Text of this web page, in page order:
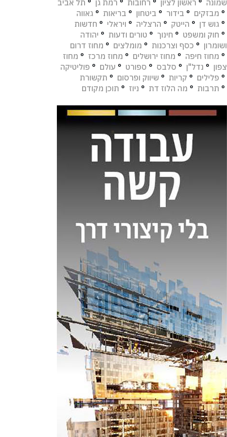
שמונה ° ראשון לציון ° רחובות ° רמת גן ° תל אביב
° מבזקים ° בידור ° ביטחון ° בריאות ° גאווה
° גוש דן ° הייטק ° הרצליה ° ויראלי ° חדשות
° חוק ומשפט ° חינוך ° טורים ודעות ° יהודה
ושומרון ° כסף וצרכנות ° מומלצים ° מחוז דרום
° מחוז חיפה ° מחוז ירושלים ° מחוז מרכז ° מחוז
צפון ° נדל"ן ° סלבס ° ספורט ° עולם ° פוליטיקה
° פלילים ° קריות ° שיווק ופרסום ° תקשורת
° תרבות ° מה הלוז דת ° ניוז ° תוכן מקודם